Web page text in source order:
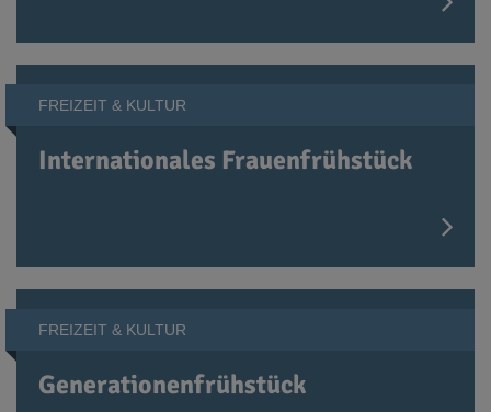
FREIZEIT & KULTUR
Internationales Frauenfrühstück
FREIZEIT & KULTUR
Generationenfrühstück